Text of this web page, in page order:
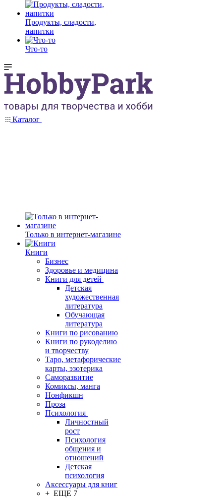
Продукты, сладости,
напитки
Что-то
Каталог
Только в интернет-магазине
Книги
Бизнес
Здоровье и медицина
Книги для детей
Детская
художественная
литература
Обучающая
литература
Книги по рисованию
Книги по рукоделию
и творчеству
Таро, метафорические
карты, эзотерика
Саморазвитие
Комиксы, манга
Нонфикшн
Проза
Психология
Личностный
рост
Психология
общения и
отношений
Детская
психология
Аксессуары для книг
+ ЕЩЕ 7